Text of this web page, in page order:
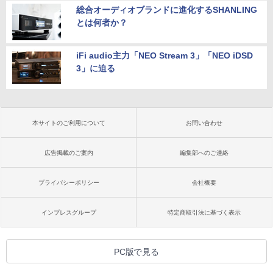
総合オーディオブランドに進化するSHANLING
とは何者か？
iFi audio主力「NEO Stream 3」「NEO iDSD
3」に迫る
本サイトのご利用について お問い合わせ
広告掲載のご案内 編集部へのご連絡
プライバシーポリシー 会社概要
インプレスグループ 特定商取引法に基づく表示
PC版で見る